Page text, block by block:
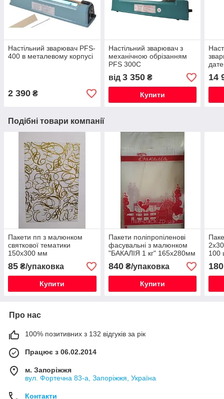
Настільний зварювач PFS-
400 в металевому корпусі
2 390 ₴
Настільний зварювач з
механічною обрізанням
PFS 300C
від 3 350₴
Купити
14
Подібні товари компанії
Пакети пп з малюнком
святкової тематики
150х300 мм
85 ₴/упаковка
Купити
Пакети поліпропіленові
фасувальні з малюнком
"БАКАЛІЯ 1 кг" 165х280мм
500шт
840₴/упаковка
Купити
100
180
Про нас
100% позитивних з 132 відгуків за рік
Працює з 06.02.2014
м. Запоріжжя
вул. Фортечна 83-а, Запоріжжя, Україна
Контакти